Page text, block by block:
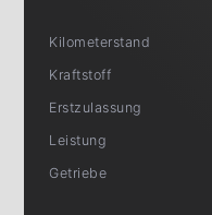
Kilometerstand
Kraftstoff
Erstzulassung
Leistung
Getriebe